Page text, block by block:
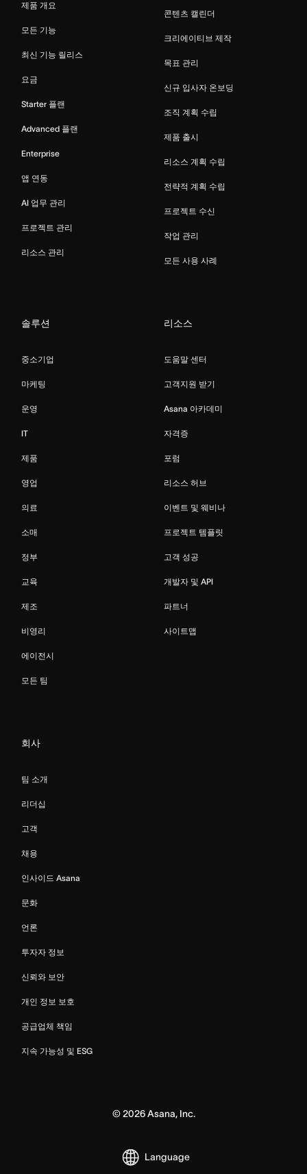
제품 개요
모든 기능
최신 기능 릴리스
요금
Starter 플랜
Advanced 플랜
Enterprise
앱 연동
AI 업무 관리
프로젝트 관리
리소스 관리
콘텐츠 캘린더
크리에이티브 제작
목표 관리
신규 입사자 온보딩
조직 계획 수립
제품 출시
리소스 계획 수립
전략적 계획 수립
프로젝트 수신
작업 관리
모든 사용 사례
솔루션
중소기업
마케팅
운영
IT
제품
영업
의료
소매
정부
교육
제조
비영리
에이전시
모든 팀
리소스
도움말 센터
고객지원 받기
Asana 아카데미
자격증
포럼
리소스 허브
이벤트 및 웨비나
프로젝트 템플릿
고객 성공
개발자 및 API
파트너
사이트맵
회사
팀 소개
리더십
고객
채용
인사이드 Asana
문화
언론
투자자 정보
신뢰와 보안
개인 정보 보호
공급업체 책임
지속 가능성 및 ESG
© 2026Asana, Inc.
Language